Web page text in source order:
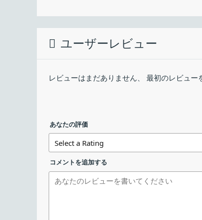
ClocX は、Windows デスクトップ用の無料ア
メイン機能
デスクトップ時計
機能詳細
・豊富なスキンで
・外観の設定。
ダウンロード数：
ClocX160.exe
ClocX160_x64.exe
インストールするコンポーネントを選
ユーザーレビュー
レビューはまだありません、 最初のレビュー
あなたの評価
コメントを追加する